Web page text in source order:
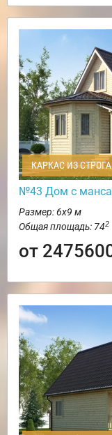
КАРКАС ИЗ
№43 Дом с
Размер: 6х9 м
Общая площадь: 742
от